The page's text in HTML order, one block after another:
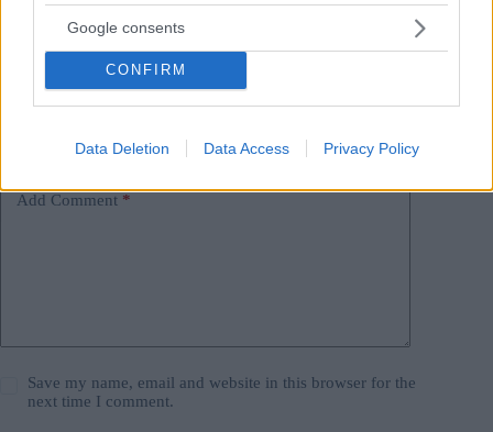
Google consents
CONFIRM
Data Deletion Data Access Privacy Policy
Name*
Email*
Add Comment *
Save my name, email and website in this browser for the
next time I comment.